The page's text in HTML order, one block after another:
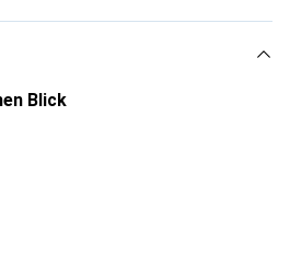
Kundschaft.
Blick